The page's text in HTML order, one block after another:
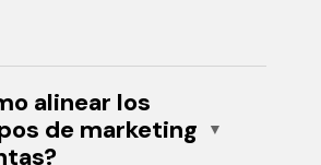
alinear los
de marketing